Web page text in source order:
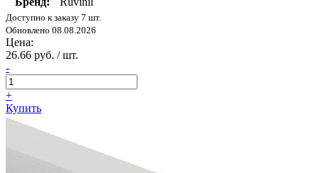
Доступно к заказу 7 шт.
Обновлено 08.08.2026
Цена:
26.66 руб. / шт.
-
+
Купить